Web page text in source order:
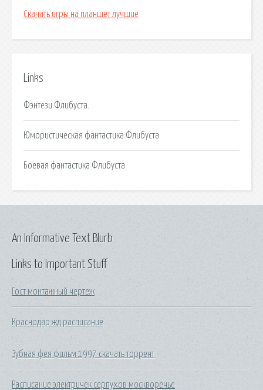
Скачать игры на планшет лучшие
Links
Фэнтези Флибуста.
Юмористическая фантастика Флибуста.
Боевая фантастика Флибуста.
Links to Important Stuff
Гост монтажный чертеж
Краснодар жд расписание
Зубная фея фильм 1997 скачать торрент
Расписание электричек серпухов москворечье
An Informative Text Blurb